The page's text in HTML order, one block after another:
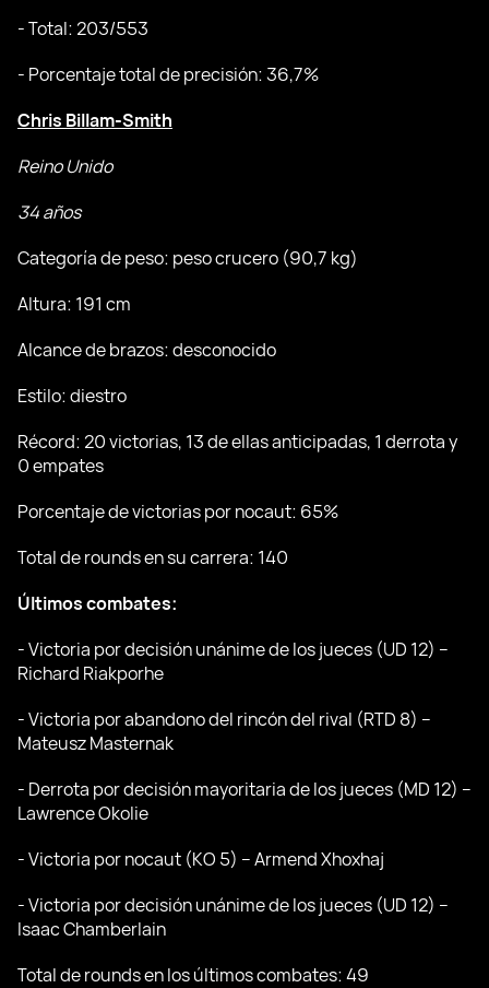
- Total: 203/553
- Porcentaje total de precisión: 36,7%
Chris Billam-Smith
Reino Unido
34 años
Categoría de peso: peso crucero (90,7 kg)
Altura: 191 cm
Alcance de brazos: desconocido
Estilo: diestro
Récord: 20 victorias, 13 de ellas anticipadas, 1 derrota y
0 empates
Porcentaje de victorias por nocaut: 65%
Total de rounds en su carrera: 140
Últimos combates:
- Victoria por decisión unánime de los jueces (UD 12) –
Richard Riakporhe
- Victoria por abandono del rincón del rival (RTD 8) –
Mateusz Masternak
- Derrota por decisión mayoritaria de los jueces (MD 12) –
Lawrence Okolie
- Victoria por nocaut (KO 5) – Armend Xhoxhaj
- Victoria por decisión unánime de los jueces (UD 12) –
Isaac Chamberlain
Total de rounds en los últimos combates: 49